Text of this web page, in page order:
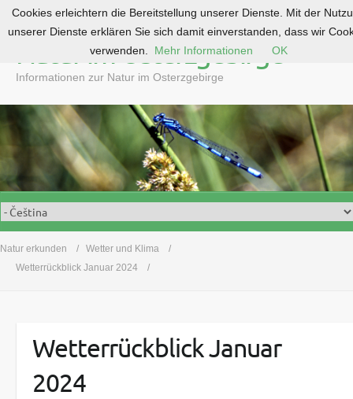
o
e
n
Natur im Osterzgebirge
Informationen zur Natur im Osterzgebirge
Natur erkunden
Wetter und Klima
Wetterrückblick Januar 2024
Wetterrückblick Januar
2024
Cookies erleichtern die Bereitstellung unserer Dienste. Mit der
unserer Dienste erklären Sie sich damit einverstanden, dass wir
verwenden.
Mehr Informationen OK